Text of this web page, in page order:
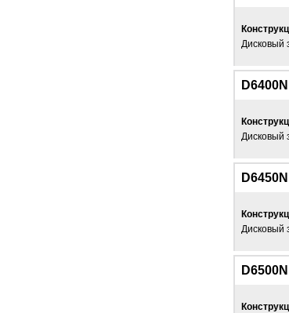
Дисковый
D6400N
Дисковый
D6450N
Дисковый
D6500N